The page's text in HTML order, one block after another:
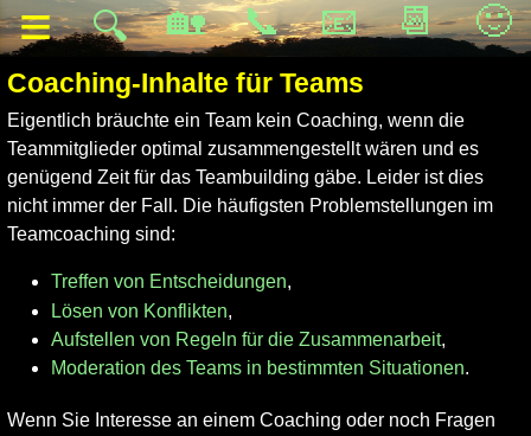
≡ 🔍 🏡 📞 📧 📆 🙂
Coaching-Inhalte für Teams
Eigentlich bräuchte ein Team kein Coaching, wenn die
Teammitglieder optimal zusammengestellt wären und es
genügend Zeit für das Teambuilding gäbe. Leider ist dies
nicht immer der Fall. Die häufigsten Problemstellungen im
Teamcoaching sind:
Treffen von Entscheidungen,
Lösen von Konflikten,
Aufstellen von Regeln für die Zusammenarbeit,
Moderation des Teams in bestimmten Situationen.
Wenn Sie Interesse an einem Coaching oder noch Fragen